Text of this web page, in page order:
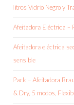
litros Vidrio Negro y
Afeitadora Eléctrica –
Afeitadora eléctrica
sensible
Pack – Afeitadora
& Dry, 5 modos,